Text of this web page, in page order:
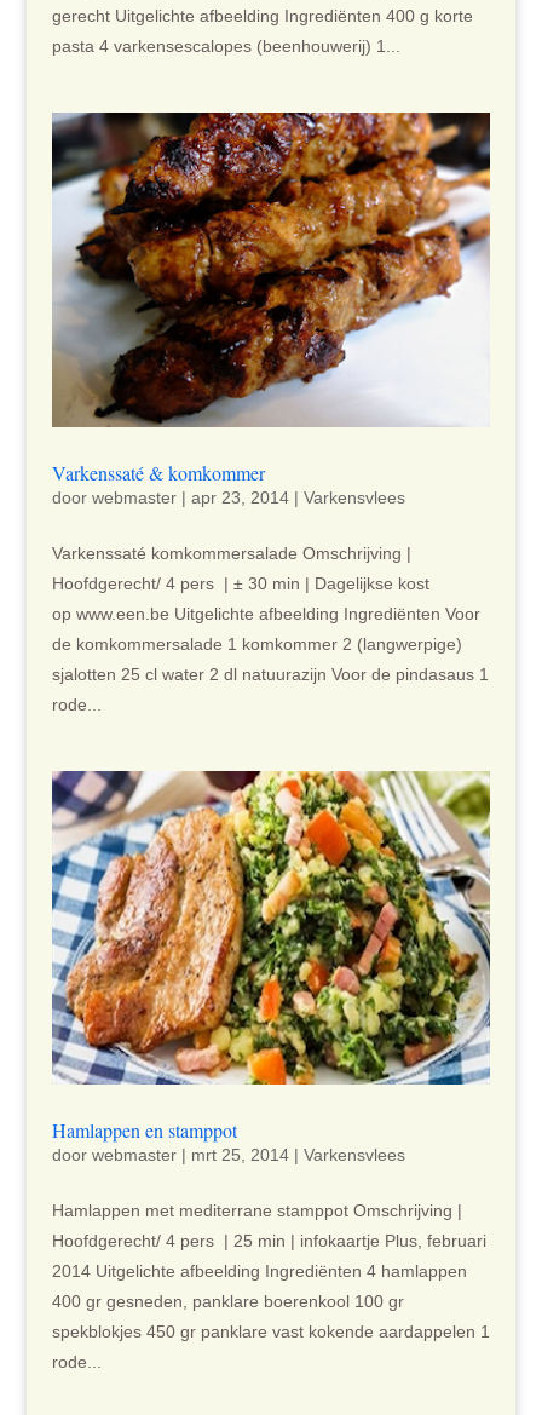
gerecht Uitgelichte afbeelding Ingrediënten 400 g korte
pasta 4 varkensescalopes (beenhouwerij) 1...
Varkenssaté & komkommer
door webmaster| apr 23, 2014| Varkensvlees
Varkenssaté komkommersalade Omschrijving |
Hoofdgerecht/ 4 pers | ± 30 min | Dagelijkse kost
op www.een.be Uitgelichte afbeelding Ingrediënten Voor
de komkommersalade 1 komkommer 2 (langwerpige)
sjalotten 25 cl water 2 dl natuurazijn Voor de pindasaus 1
rode...
Hamlappen en stamppot
door webmaster| mrt 25, 2014| Varkensvlees
Hamlappen met mediterrane stamppot Omschrijving |
Hoofdgerecht/ 4 pers | 25 min | infokaartje Plus, februari
2014 Uitgelichte afbeelding Ingrediënten 4 hamlappen
400 gr gesneden, panklare boerenkool 100 gr
spekblokjes 450 gr panklare vast kokende aardappelen 1
rode...